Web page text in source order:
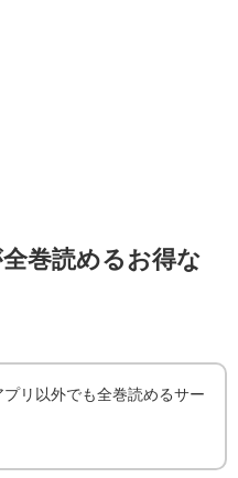
全巻読めるお得な
プリ以外でも全巻読めるサー